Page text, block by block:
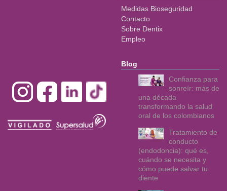
Medidas Bioseguridad
Contacto
Sobre Dentix
Empleo
Blog
Confianza para
sonreír: más de
una década
transformando la salud
oral de los colombianos
Tratamiento de
conducto
(endodoncia): qué es,
cuándo se necesita y
cómo puede salvar tu
diente